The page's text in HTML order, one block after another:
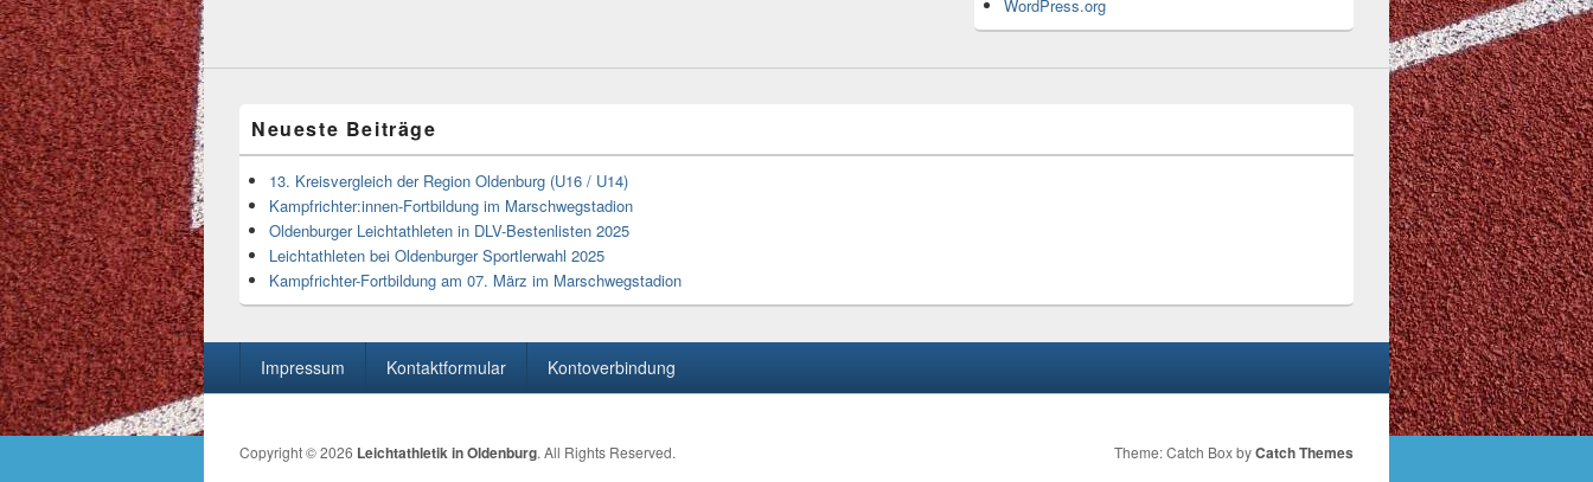
WordPress.org
Neueste Beiträge
13. Kreisvergleich der Region Oldenburg (U16 / U14)
Kampfrichter:innen-Fortbildung im Marschwegstadion
Oldenburger Leichtathleten in DLV-Bestenlisten 2025
Leichtathleten bei Oldenburger Sportlerwahl 2025
Kampfrichter-Fortbildung am 07. März im Marschwegstadion
Seitenfuß-Impressum Kontaktformular Kontoverbindung
Copyright © 2026 Leichtathletik in Oldenburg. All Rights Reserved. Theme: Catch Box byCatch Themes